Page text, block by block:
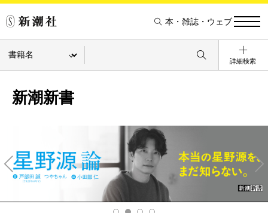
本・雑誌・ウェブ
詳細検索
新潮新書
v
Ne
xt